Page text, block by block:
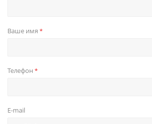
Ваше имя *
Телефон *
E-mail